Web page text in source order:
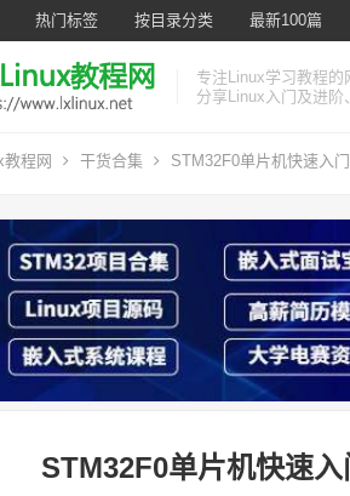
热门标签 按目录分类 最新100篇
专注Linux学习教程的
分享Linux入门及进
教程网 干货合集 STM32F0单片机快速入
STM32F0单片机快速